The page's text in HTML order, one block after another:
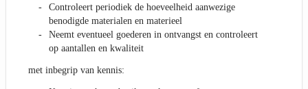
Controleert periodiek de hoeveelheid aanwezige
benodigde materialen en materieel
Neemt eventueel goederen in ontvangst en controleert
op aantallen en kwaliteit
met inbegrip van kennis: